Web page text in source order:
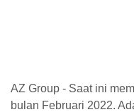
AZ Group - Saat ini
bulan Februari 2022.